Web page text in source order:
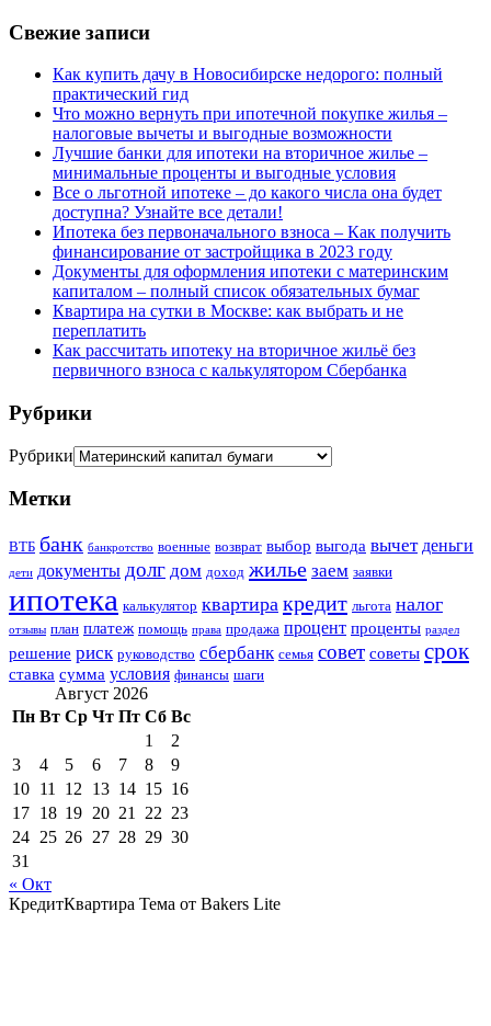
Свежие записи
Как купить дачу в Новосибирске недорого: полный
практический гид
Что можно вернуть при ипотечной покупке жилья –
налоговые вычеты и выгодные возможности
Лучшие банки для ипотеки на вторичное жилье –
минимальные проценты и выгодные условия
Все о льготной ипотеке – до какого числа она будет
доступна? Узнайте все детали!
Ипотека без первоначального взноса – Как получить
финансирование от застройщика в 2023 году
Документы для оформления ипотеки с материнским
капиталом – полный список обязательных бумаг
Квартира на сутки в Москве: как выбрать и не
переплатить
Как рассчитать ипотеку на вторичное жильё без
первичного взноса с калькулятором Сбербанка
Рубрики
Рубрики
Метки
ВТБ банк банкротство военные возврат выбор выгода вычет деньги
дети документы долг дом доход жилье заем заявки
ипотека калькулятор квартира кредит льгота налог
отзывы план платеж помощь права продажа процент проценты раздел
решение риск руководство сбербанк семья совет советы срок
ставка сумма условия финансы шаги
Август 2026
Пн Вт Ср Чт Пт Сб Вс
1
2
3
4 5 6 7 8
9
10 11 12 13 14 15 16
17 18 19 20 21 22 23
24 25 26 27 28 29 30
31
« Окт
КредитКвартира Тема от Bakers Lite